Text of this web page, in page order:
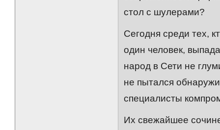
стол с шулерами?
Сегодня среди тех,
один человек,
народ в Сети не
не пытался
специалисты
Их свежайшее